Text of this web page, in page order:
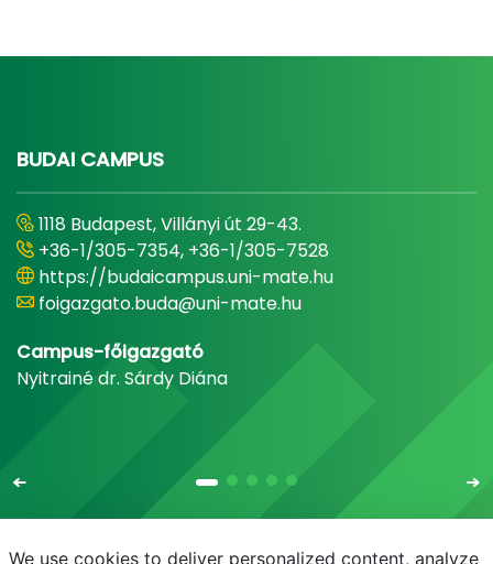
BUDAI CAMPUS
1118 Budapest, Villányi út 29-43.
+36-1/305-7354, +36-1/305-7528
https://budaicampus.uni-mate.hu
foigazgato.buda@uni-mate.hu
Campus-főigazgató
Nyitrainé dr. Sárdy Diána
We use cookies to deliver personalized content, analyze